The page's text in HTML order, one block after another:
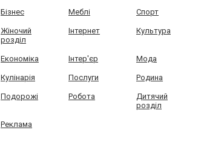
Бізнес Меблі Спорт
Жіночий
розділ
Інтернет Культура
Економіка Інтер'єр Мода
Кулінарія Послуги Родина
Подорожі Робота
Дитячий
розділ
Реклама